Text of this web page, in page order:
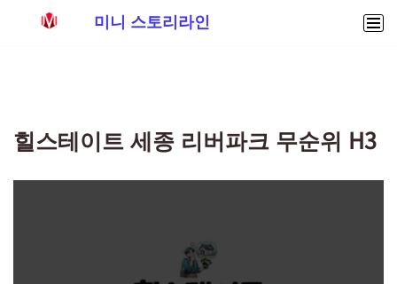
건
너
뛰
미니 스토리라인
힐스테이트 세종 리버파크 무순위 H3